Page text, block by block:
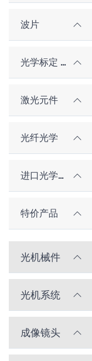
波片
光学标定 / 对准
激光元件
光纤光学
进口光学元件
特价产品
光机械件
光机系统
成像镜头